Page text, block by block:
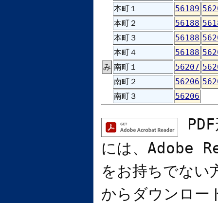
本町１
56189
本町２
56188
本町３
56188
本町４
56188
み 南町１ 56207
南町２
56206
南町３
56206
には、 Adobe
をお持ちでない
からダウンロー